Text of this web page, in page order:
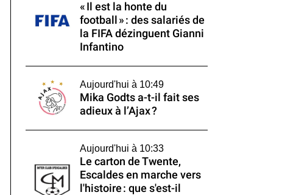
« Il est la honte du
football » : des salariés de
la FIFA dézinguent Gianni
Infantino
Aujourd'hui à 10:49
Mika Godts a-t-il fait ses
adieux à l’Ajax ?
Aujourd'hui à 10:33
Le carton de Twente,
Escaldes en marche vers
l'histoire : que s'est-il